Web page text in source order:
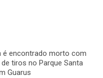
é encontrado morto com
tiros no Parque Santa
Guarus